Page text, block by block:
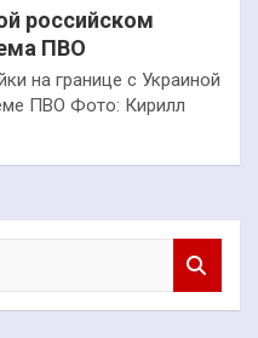
российском
ПВО
на границе с Украиной
ПВО Фото: Кирилл